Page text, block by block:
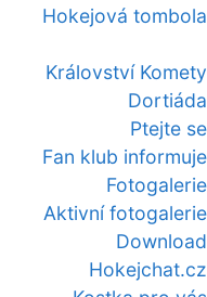
Hokejová tombola
Království Komety
Dortiáda
Ptejte se
Fan klub informuje
Fotogalerie
Aktivní fotogalerie
Download
Hokejchat.cz